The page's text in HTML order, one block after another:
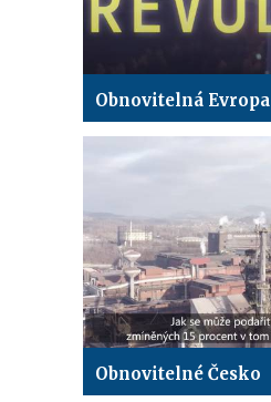
Obnovitelná Evropa
Obnovitelné Česko